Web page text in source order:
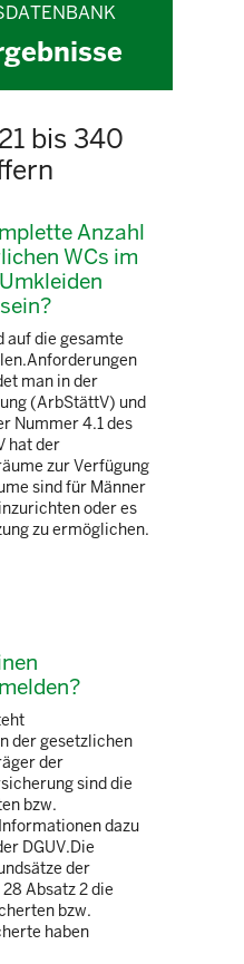
bis 340
Anzahl
WCs im
auf die gesamte
man in der
(ArbStättV) und
Nummer 4.1 des
hat der
zur Verfügung
sind für Männer
oder es
zu ermöglichen.
der gesetzlichen
der
sind die
bzw.
dazu
DGUV.Die
der
Absatz 2 die
bzw.
haben